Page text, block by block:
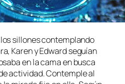
sillones contemplando
Karen y Edward seguían
en la cama en busca
actividad. Contemple al